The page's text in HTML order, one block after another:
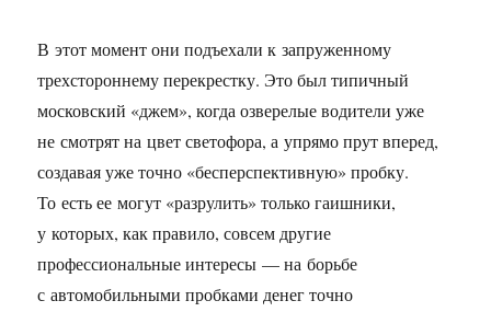
В этот момент они подъехали к запруженному
трехстороннему перекрестку. Это был типичный
московский «джем», когда озверелые водители уже
не смотрят на цвет светофора, а упрямо прут вперед,
создавая уже точно «бесперспективную» пробку.
То есть ее могут «разрулить» только гаишники,
у которых, как правило, совсем другие
профессиональные интересы — на борьбе
с автомобильными пробками денег точно